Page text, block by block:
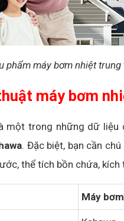
phẩm máy bơm nhiệt
máy bơm
một trong những dữ liệu
. Đặc biệt, bạn cần
thể tích bồn chứa,
Máy